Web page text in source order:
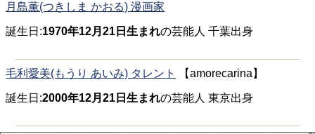
月島薫(つきしま かおる) 漫画家
誕生日:1970年12月21日生まれの芸能人 千葉出身
毛利愛美(もうり あいみ) タレント 【amorecarina】
誕生日:2000年12月21日生まれの芸能人 東京出身